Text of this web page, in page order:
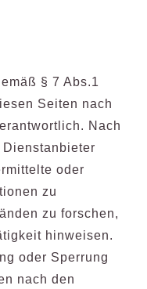
§ 7 Abs.1
Seiten nach
Nach
oder
zu
zu forschen,
hinweisen.
oder Sperrung
nach den